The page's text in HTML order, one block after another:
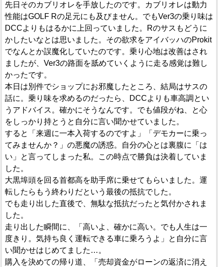
先日そのカブリオレを手放したのです。カブリオレは動力
性能はGOLF Rの足元にも及びません。でもVer3の乗り味は
DCCよりもはるかに上回っていました。Rのサスもどうに
かしたいなとは思いました。その欲求をアイバッハのProkit
でなんとか誤魔化していたのです。乗り心地は改善はされ
ましたが、Ver3の路面を舐めていくように走る感覚は難し
かったです。
本日は別件でショップにお邪魔したところ、結局はサスの
話に。乗り味を求めるのだったら、DCCよりも車高調とい
うアドバイス。確かにそうなんです。でも値段がね、と心
をしっかり持とうと自分に言い聞かせていました。
すると「来週に一本入荷するのですよ」「デモカーに乗っ
てみませんか？」の悪魔の誘惑。自分の心とは裏腹に「は
い」と言ってしまった私。この時点で勝負は決着していま
した。
大黒埠頭を回る首都高を助手席に乗せてもらいました。運
転したらもう終わりだという最後の抵抗でした。
でも走り出した直後で、無駄な抵抗だったと気付かされま
した。
走り出した瞬間に、「高いよ、確かに高い。でも人生は一
度きり。気持ち良く運転できる車に乗ろうよ」と自分に言
い聞かせはじめてました…。
購入を決めての帰り道、「売却資金がローンの返済に消え